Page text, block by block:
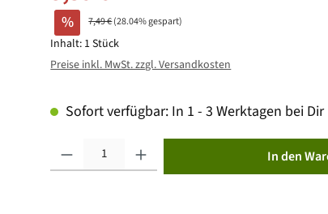
% 7,49 €(28.04% gespart)
Inhalt: 1 Stück
Preise inkl. MwSt. zzgl. Versandkosten
Sofort verfügbar: In 1 - 3 Werktagen bei Dir
In den